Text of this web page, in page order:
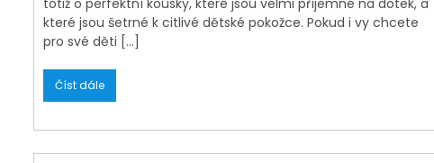
které jsou šetrné k citlivé dětské pokožce. Pokud i vy chcete
pro své děti […]
Číst dále